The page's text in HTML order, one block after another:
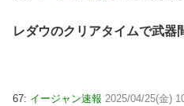
レダウのクリアタイムで武器
67: イージャン速報 2025/04/25(金)